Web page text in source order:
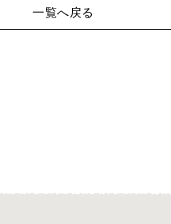
一覧へ戻る